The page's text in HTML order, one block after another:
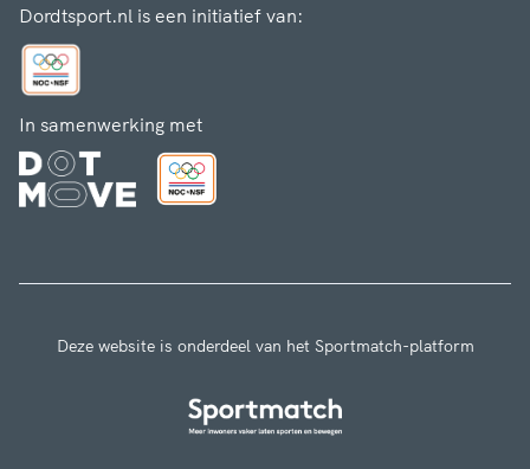
Dordtsport.nl is een initiatief van:
In samenwerking met
Deze website is onderdeel van het Sportmatch-platform